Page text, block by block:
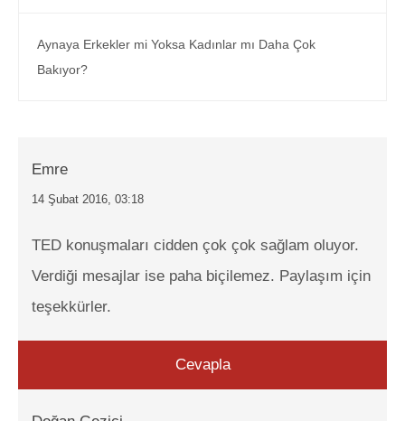
Aynaya Erkekler mi Yoksa Kadınlar mı Daha Çok
Bakıyor?
Emre
14 Şubat 2016, 03:18
TED konuşmaları cidden çok çok sağlam oluyor.
Verdiği mesajlar ise paha biçilemez. Paylaşım için
teşekkürler.
Cevapla